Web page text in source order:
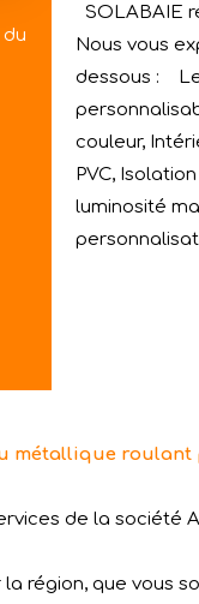
SOLABAIE
Nous vous
dessous :
couleur,
PVC,
luminosité
métallique roulant
de la société
région, que vous